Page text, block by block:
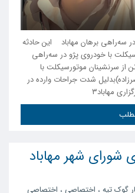
سه‌راهی برهان مهاباد این حادثه
با خودروی پژو در سه‌راهی
از سرنشینان موتورسیکلت با
شدت جراحات وارده در
مهاباد۳
شورای شهر مهاباد
گوک تپه ، اختصاصی ، اختصاصی